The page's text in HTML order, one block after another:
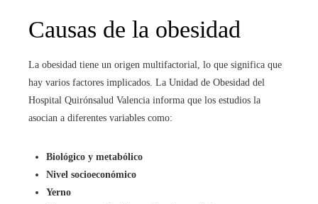
Causas de la obesidad
La obesidad tiene un origen multifactorial, lo que significa que
hay varios factores implicados. La Unidad de Obesidad del
Hospital Quirónsalud Valencia informa que los estudios la
asocian a diferentes variables como:
Biológico y metabólico
Nivel socioeconómico
Yerno